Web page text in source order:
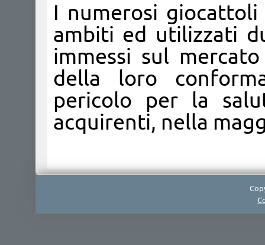
I numerosi
ambiti ed utilizzati
immessi sul
della loro
pericolo per la
acquirenti, nella